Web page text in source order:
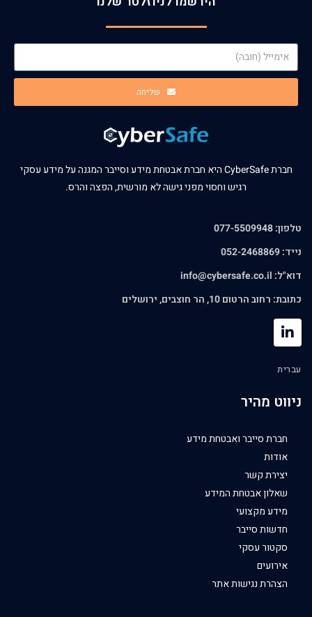
שליחה
חברת CyberSafe היא חברת אבטחת מידע וסייבר המגנה על מידע עסקי
רגיש וחסוי מפני גישה לא מורשית, הפצה והרס.
טלפון: 077-5509948
נייד: 052-2468869
דוא"ל: info@cybersafe.co.il
כתובת: רחוב הרטום 10, הר חוצבים, ירושלים
עברית
ניווט מהיר
חברת סייבר ואבטחת מידע
אודות
יצירת קשר
שאלון אבטחת המידע
מידע מקצועי
חדשות סייבר
סקטור עסקי
אירועים
הצהרת נגישות אתר